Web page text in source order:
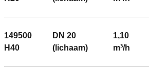
149500
H40
DN 20
(lichaam)
1,10
m³/h